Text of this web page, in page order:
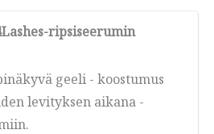
ripsiseerumin
geeli - koostumus
levityksen aikana -